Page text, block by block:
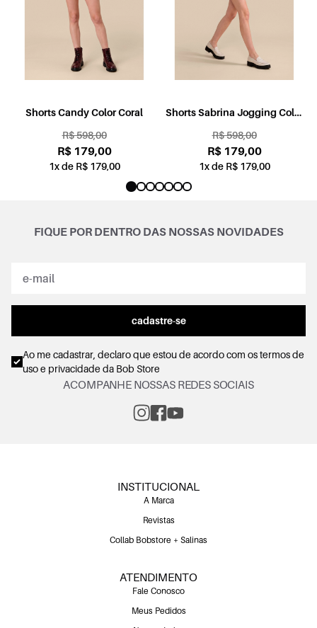
Shorts Candy Color Coral
R$ 598,00
R$ 179,00
1x de R$ 179,00
Shorts Sabrina Jogging Color
R$ 598,00
R$ 179,00
1x de R$ 179,00
FIQUE POR DENTRO DAS NOSSAS NOVIDADES
cadastre-se
Ao me cadastrar, declaro que estou de acordo com ostermos de
uso e privacidadeda Bob Store
ACOMPANHE NOSSAS REDES SOCIAIS
INSTITUCIONAL
A Marca
Revistas
Collab Bobstore + Salinas
ATENDIMENTO
Fale Conosco
Meus Pedidos